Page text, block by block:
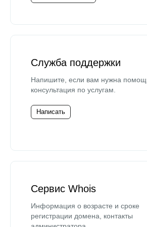
Служба поддержки
Напишите, если вам нужна
консультация по услугам.
Написать
Сервис Whois
Информация о возрасте и сроке
регистрации домена, контакты